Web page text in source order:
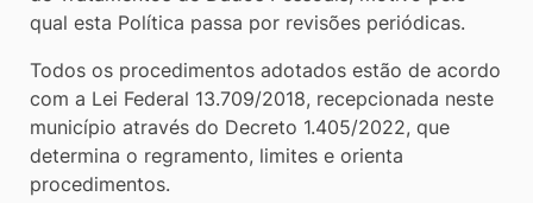
qual esta Política passa por revisões periódicas.
Todos os procedimentos adotados estão de acordo
com a Lei Federal 13.709/2018, recepcionada neste
município através do Decreto 1.405/2022, que
determina o regramento, limites e orienta
procedimentos.